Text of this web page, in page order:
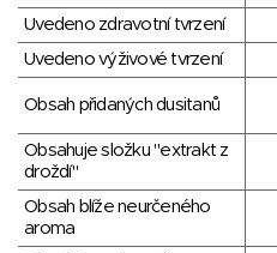
Uvedeno zdravotní tvrzení
Uvedeno výživové tvrzení
Obsah přidaných dusitanů
Obsahuje složku "extrakt z
droždí"
Obsah blíže neurčeného
aroma